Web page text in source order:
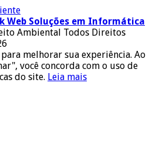
Web Soluções em Informática
Ambiental Todos Direitos
melhorar sua experiência. Ao
você concorda com o uso de
do site. Leia mais